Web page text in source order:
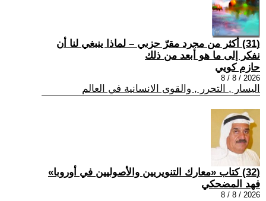
(31) أكثر من مجرد مقرّ حزبي – لماذا ينبغي لنا أن
نفكر إلى ما هو أبعد من ذلك
حازم كويي
2026 / 8 / 8
اليسار , التحرر , والقوى الانسانية في العالم
(32) كتاب «معارك التنويريين والأصوليين في أوروبا»
فهد المضحكي
2026 / 8 / 8